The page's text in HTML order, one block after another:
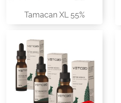
Tamacan XL 55%